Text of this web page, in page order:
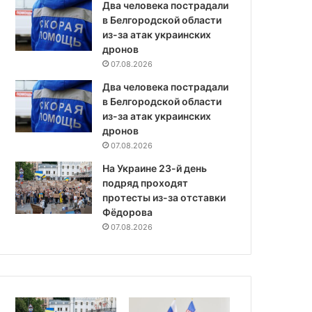
Два человека пострадали
в Белгородской области
из-за атак украинских
дронов
07.08.2026
Два человека пострадали
в Белгородской области
из-за атак украинских
дронов
07.08.2026
На Украине 23-й день
подряд проходят
протесты из-за отставки
Фёдорова
07.08.2026